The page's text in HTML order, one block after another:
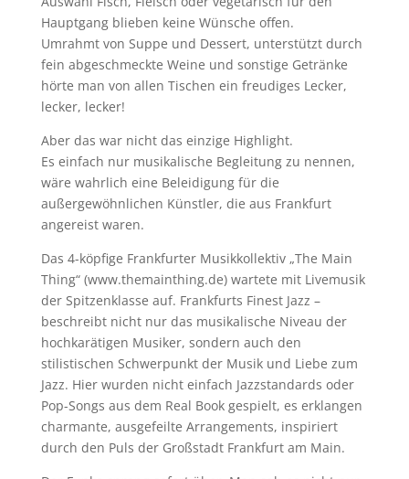
Hauptgang blieben keine Wünsche offen.
Umrahmt von Suppe und Dessert, unterstützt durch
fein abgeschmeckte Weine und sonstige Getränke
hörte man von allen Tischen ein freudiges Lecker,
lecker, lecker!
Aber das war nicht das einzige Highlight.
Es einfach nur musikalische Begleitung zu nennen,
wäre wahrlich eine Beleidigung für die
außergewöhnlichen Künstler, die aus Frankfurt
angereist waren.
Das 4-köpfige Frankfurter Musikkollektiv „The Main
Thing“ (www.themainthing.de) wartete mit Livemusik
der Spitzenklasse auf. Frankfurts Finest Jazz –
beschreibt nicht nur das musikalische Niveau der
hochkarätigen Musiker, sondern auch den
stilistischen Schwerpunkt der Musik und Liebe zum
Jazz. Hier wurden nicht einfach Jazzstandards oder
Pop-Songs aus dem Real Book gespielt, es erklangen
charmante, ausgefeilte Arrangements, inspiriert
durch den Puls der Großstadt Frankfurt am Main.